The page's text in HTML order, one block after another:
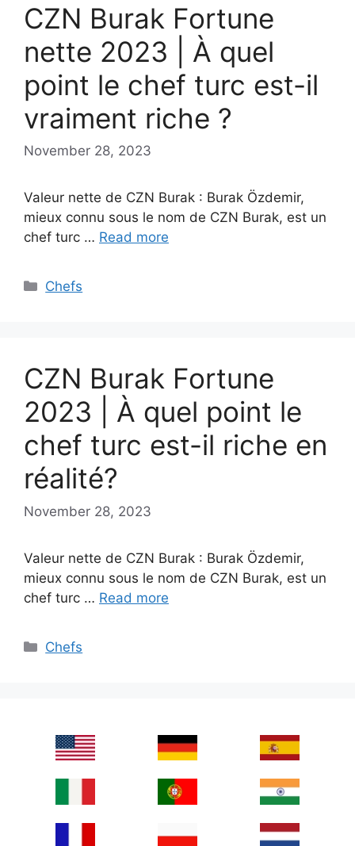
CZN Burak Fortune
nette 2023 | À quel
point le chef turc est-il
vraiment riche ?
November 28, 2023
Valeur nette de CZN Burak : Burak Özdemir,
mieux connu sous le nom de CZN Burak, est un
chef turc … Read more
Categories
Chefs
CZN Burak Fortune
2023 | À quel point le
chef turc est-il riche en
réalité?
November 28, 2023
Valeur nette de CZN Burak : Burak Özdemir,
mieux connu sous le nom de CZN Burak, est un
chef turc … Read more
Categories
Chefs